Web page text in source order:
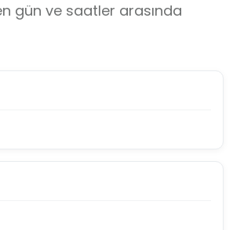
gün ve saatler arasında